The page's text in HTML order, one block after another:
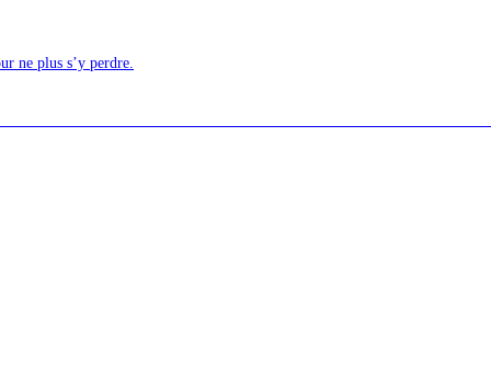
ne plus s’y perdre.